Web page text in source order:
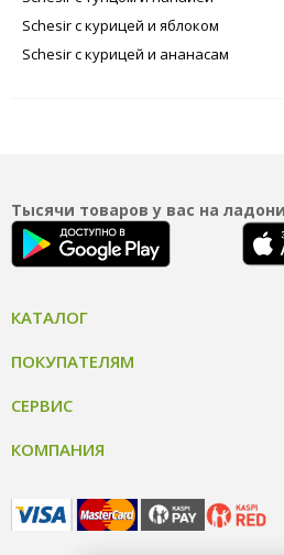
Schesir с курицей и яблоком
Schesir с курицей и ананасам
Тысячи товаров у вас на ладони
КАТАЛОГ
ПОКУПАТЕЛЯМ
СЕРВИС
КОМПАНИЯ